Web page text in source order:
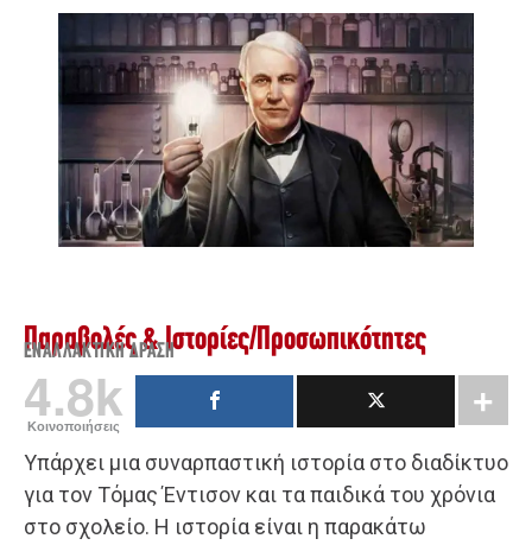
Παραβολές & Ιστορίες/Προσωπικότητες
ΕΝΑΛΛΑΚΤΙΚΉ ΔΡΆΣΗ
4.8k
Κοινοποιήσεις
Υπάρχει μια συναρπαστική ιστορία στο διαδίκτυο
για τον Τόμας Έντισον και τα παιδικά του χρόνια
στο σχολείο. Η ιστορία είναι η παρακάτω